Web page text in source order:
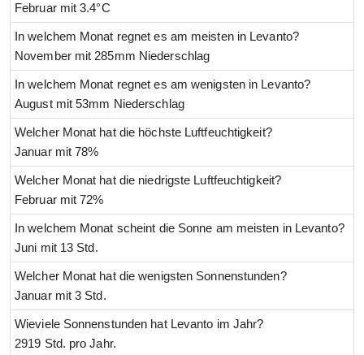
Februar mit 3.4°C
In welchem Monat regnet es am meisten in Levanto?
November mit 285mm Niederschlag
In welchem Monat regnet es am wenigsten in Levanto?
August mit 53mm Niederschlag
Welcher Monat hat die höchste Luftfeuchtigkeit?
Januar mit 78%
Welcher Monat hat die niedrigste Luftfeuchtigkeit?
Februar mit 72%
In welchem Monat scheint die Sonne am meisten in Levanto?
Juni mit 13 Std.
Welcher Monat hat die wenigsten Sonnenstunden?
Januar mit 3 Std.
Wieviele Sonnenstunden hat Levanto im Jahr?
2919 Std. pro Jahr.